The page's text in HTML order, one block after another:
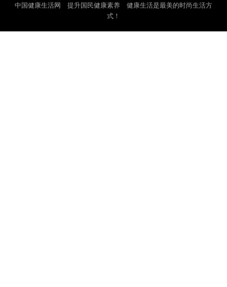
中国健康生活网 提升国民健康素养 健康生活是最美的时尚生活方
式！